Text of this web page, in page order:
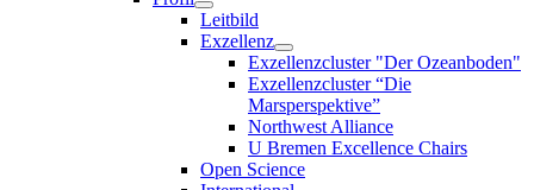
Leitbild
Exzellenz
Exzellenzcluster "Der Ozeanboden"
Exzellenzcluster “Die
Marsperspektive”
Northwest Alliance
U Bremen Excellence Chairs
Open Science